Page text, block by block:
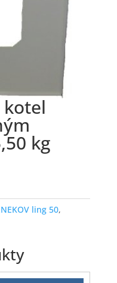
kotel
kg
ling 50,